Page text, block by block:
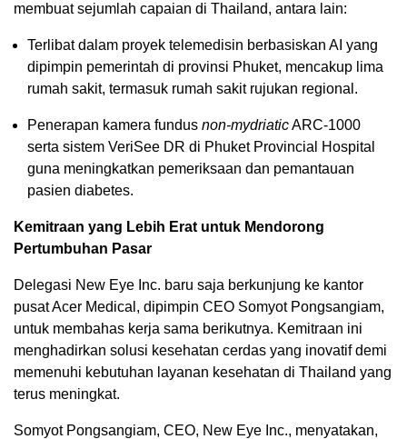
membuat sejumlah capaian di Thailand, antara lain:
Terlibat dalam proyek telemedisin berbasiskan AI yang
dipimpin pemerintah di provinsi Phuket, mencakup lima
rumah sakit, termasuk rumah sakit rujukan regional.
Penerapan kamera fundus non-mydriaticARC-1000
serta sistem VeriSee DR di Phuket Provincial Hospital
guna meningkatkan pemeriksaan dan pemantauan
pasien diabetes.
Kemitraan yang Lebih Erat untuk Mendorong
Pertumbuhan Pasar
Delegasi New Eye Inc. baru saja berkunjung ke kantor
pusat Acer Medical, dipimpin CEO Somyot Pongsangiam,
untuk membahas kerja sama berikutnya. Kemitraan ini
menghadirkan solusi kesehatan cerdas yang inovatif demi
memenuhi kebutuhan layanan kesehatan di Thailand yang
terus meningkat.
Somyot Pongsangiam, CEO, New Eye Inc., menyatakan,